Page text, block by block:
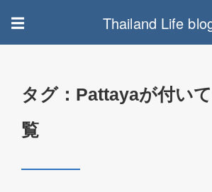
☰ Thailand Life
タグ：Pattayaが付い
覧